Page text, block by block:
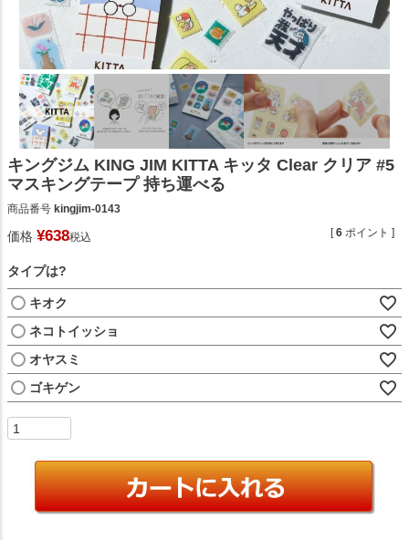
キングジム KING JIM KITTA キッタ Clear クリア #5
マスキングテープ 持ち運べる
商品番号 kingjim-0143
価格 ¥638税込 [6 ポイント ]
タイプは?
キオク
ネコトイッショ
オヤスミ
ゴキゲン